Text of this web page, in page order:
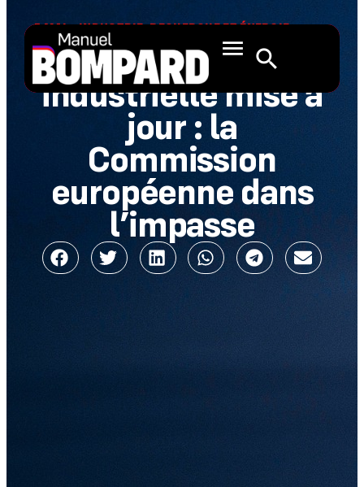
5 MAI
2021
INDUSTRIE, RECHERCHE ET ÉNERGIE,
ARCHIVE PARLEMENT UE
Stratégie
industrielle mise à
jour : la
Commission
européenne dans
l’impasse